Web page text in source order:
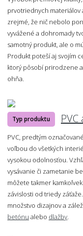
prvotriednych materiálov
zrejmé, že nič nebolo
vyvážené a dohromady
samotný produkt, ale o
Produkt poteší aj svojím
ktorý pôsobí prirodzene
ohňa.
Typ produktu PVC
PVC, predtým
voľbou do všetkých
vysokou odolnosťou.
vysávanie či zametanie
môžete takmer
závislosti od triedy
množstvo dizajnov a
betónu alebo dlažby